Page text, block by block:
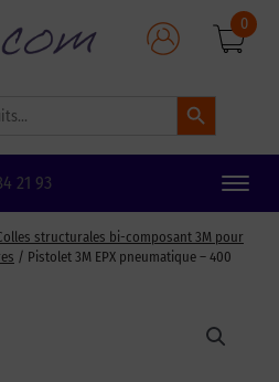
Search Button
0
21 93
Toggle
structurales bi-composant 3M pour
/ Pistolet 3M EPX pneumatique – 400